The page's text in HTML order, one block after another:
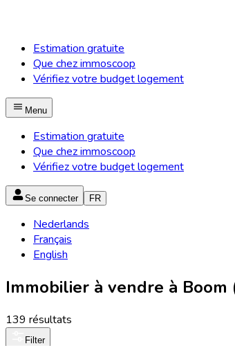
Estimation gratuite
Que chez immoscoop
Vérifiez votre budget logement
Menu
Estimation gratuite
Que chez immoscoop
Vérifiez votre budget logement
Se connecter FR
Nederlands
Français
English
Immobilier à vendre à Boom
139 résultats
Filter